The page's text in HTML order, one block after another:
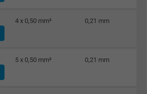
4 x 0,50 mm² 0,21 mm
5 x 0,50 mm² 0,21 mm